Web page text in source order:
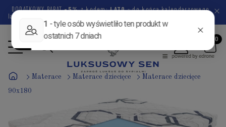
DODATKOWY RABAT-5%z kodem:LATO- do końca kalendarzowego
lata pozostało
Materace Materace dziecięce Materace dziecięce
90x180